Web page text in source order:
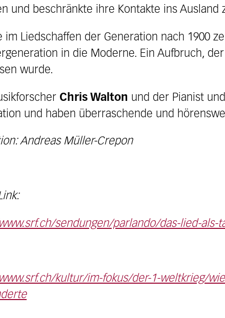
und beschränkte ihre Kontakte ins Ausland
im Liedschaffen der Generation nach 1900
in die Moderne. Ein Aufbruch,
wurde.
Chris Walton und der Pianist
und haben überraschende und
Andreas Müller-Crepon
sendungen/parlando/das-lied-als-
kultur/im-fokus/der-1-weltkrieg/